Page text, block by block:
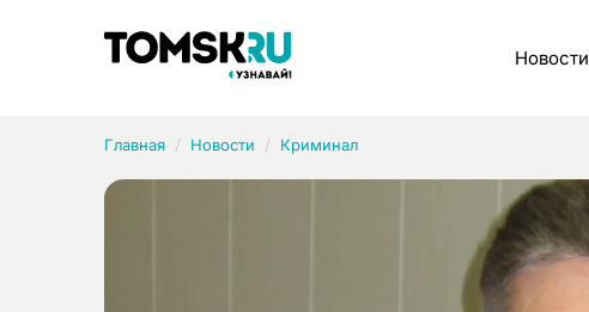
Новости
Главная Новости Криминал
Рубрики